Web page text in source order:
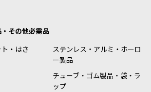
その他必需品
・はさ
ステンレス・アルミ・ホーロ
ー製品
チューブ・ゴム製品・袋・ラ
ップ